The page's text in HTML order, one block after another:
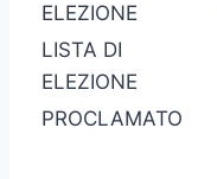
ELEZIONE
LISTA DI
ELEZIONE
PROCLAMATO